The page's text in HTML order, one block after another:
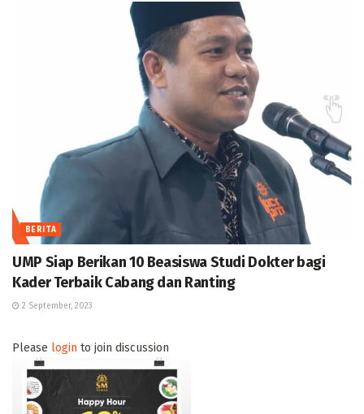
BERITA
UMP Siap Berikan 10 Beasiswa Studi Dokter bagi
Kader Terbaik Cabang dan Ranting
2 September, 2023
Please login to join discussion